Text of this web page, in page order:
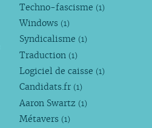
Techno-fascisme (1)
Windows (1)
Syndicalisme (1)
Traduction (1)
Logiciel de caisse (1)
Candidats.fr (1)
Aaron Swartz (1)
Métavers (1)